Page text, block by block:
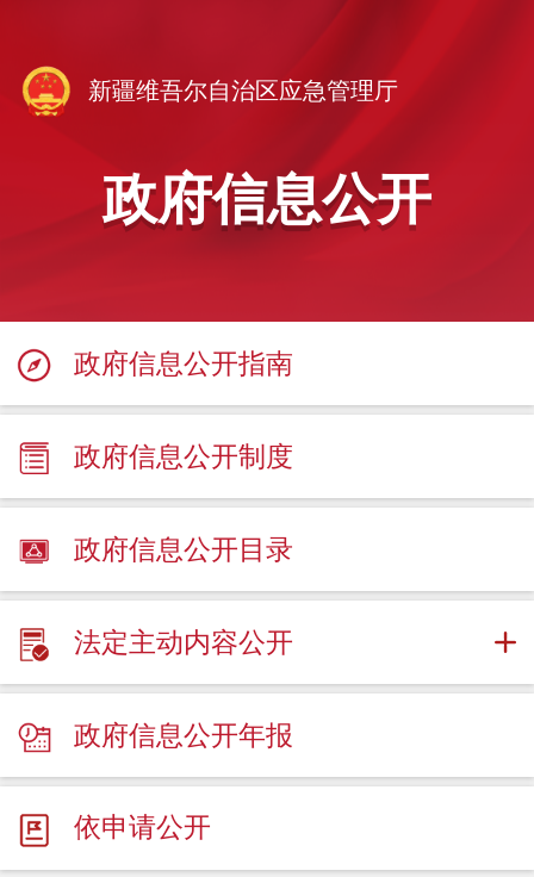
新疆维吾尔自治区应急管理厅
政府信息公开
政府信息公开指南
政府信息公开制度
政府信息公开目录
法定主动内容公开
政府信息公开年报
依申请公开